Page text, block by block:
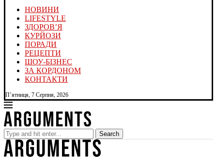
НОВИНИ
LIFESTYLE
ЗДОРОВ’Я
КУРЙОЗИ
ПОРАДИ
РЕЦЕПТИ
ШОУ-БІЗНЕС
ЗА КОРДОНОМ
КОНТАКТИ
П’ятниця, 7 Серпня, 2026
Search